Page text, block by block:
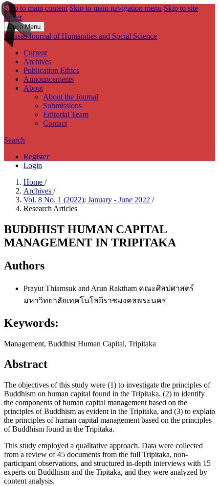
Skip to main content Skip to main navigation menu Skip to site
footer
Open Menu
Sarasas Journal of Humanities and Social Science
Current
Archives
Publication Ethics
Announcements
About
About the Journal
Submissions
Editorial Team
Contact
Search
Register
Login
Home /
Archives /
Vol. 8 No. 1 (2022): January - June 2022 /
Research Articles
BUDDHIST HUMAN CAPITAL
MANAGEMENT IN TRIPITAKA
Authors
Prayut Thiamsuk and Arun Raktham คณะศิลปศาสตร์
มหาวิทยาลัยเทคโนโลยีราชมงคลพระนคร
Keywords:
Management, Buddhist Human Capital, Tripitaka
Abstract
The objectives of this study were (1) to investigate the principles of
Buddhism on human capital found in the Tripitaka, (2) to identify
the components of human capital management based on the
principles of Buddhism as evident in the Tripitaka, and (3) to explain
the principles of human capital management based on the principles
of Buddhism found in the Tripitaka.
This study employed a qualitative approach. Data were collected
from a review of 45 documents from the full Tripitaka, non-
participant observations, and structured in-depth interviews with 15
experts on Buddhism and the Tipitaka, and they were analyzed by
content analysis.